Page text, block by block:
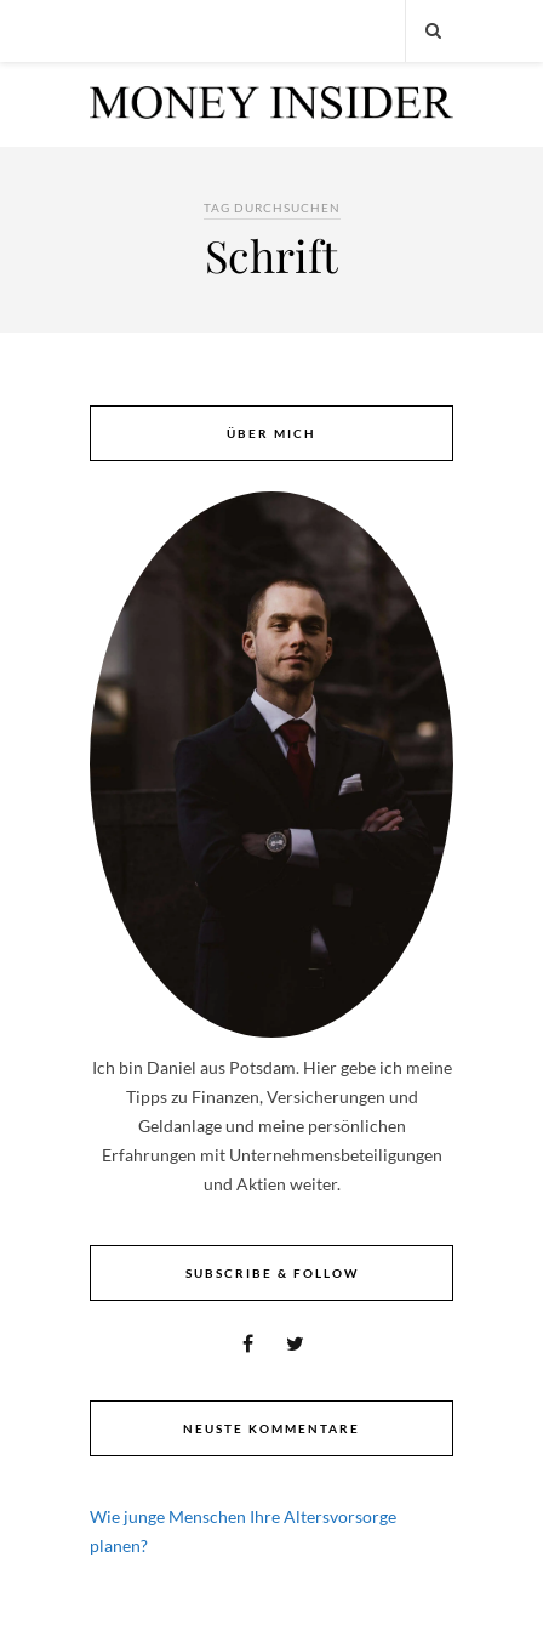
TAG DURCHSUCHEN
Schrift
ÜBER MICH
Ich bin Daniel aus Potsdam. Hier gebe ich meine
Tipps zu Finanzen, Versicherungen und
Geldanlage und meine persönlichen
Erfahrungen mit Unternehmensbeteiligungen
und Aktien weiter.
SUBSCRIBE & FOLLOW
NEUSTE KOMMENTARE
Wie junge Menschen Ihre Altersvorsorge
planen?